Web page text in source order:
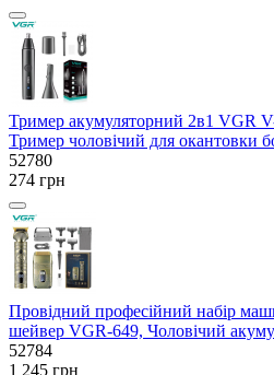
Тример акумуляторний 2в1 VGR
Тример чоловічий для окантовки
52780
274 грн
Провідний професійний набір
шейвер VGR-649, Чоловічий
52784
1 245 грн